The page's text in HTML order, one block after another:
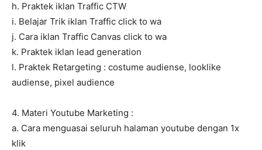
h. Praktek iklan Traffic CTW
i. Belajar Trik iklan Traffic click to wa
j. Cara iklan Traffic Canvas click to wa
k. Praktek iklan lead generation
l. Praktek Retargeting : costume audiense, looklike
audiense, pixel audience
4. Materi Youtube Marketing :
a. Cara menguasai seluruh halaman youtube dengan 1x
klik